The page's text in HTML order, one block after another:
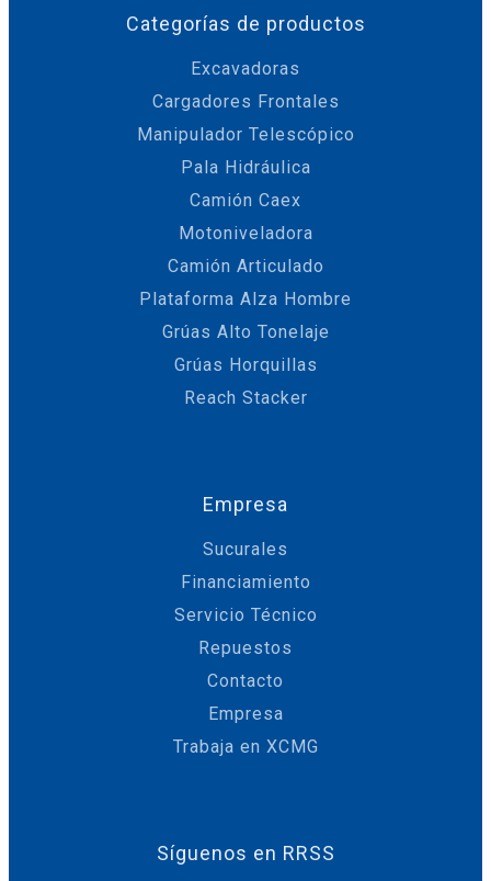
Categorías de productos
Excavadoras
Cargadores Frontales
Manipulador Telescópico
Pala Hidráulica
Camión Caex
Motoniveladora
Camión Articulado
Plataforma Alza Hombre
Grúas Alto Tonelaje
Grúas Horquillas
Reach Stacker
Empresa
Sucurales
Financiamiento
Servicio Técnico
Repuestos
Contacto
Empresa
Trabaja en XCMG
Síguenos en RRSS